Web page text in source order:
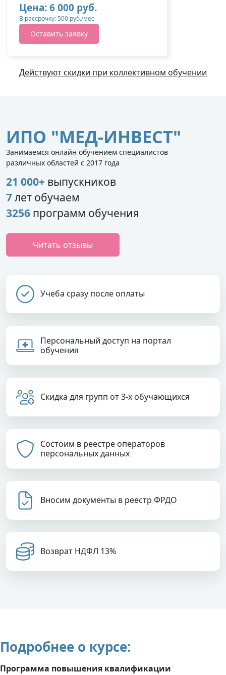
Цена: 6 000 руб.
В рассрочку: 500 руб./мес
Оставить заявку
Действуют скидки при коллективном обучении
ИПО "МЕД-ИНВЕСТ"
Занимаемся онлайн обучением специалистов
различных областей с 2017 года
21 000+ выпускников
7лет обучаем
3256 программ обучения
Читать отзывы
Учеба сразу после оплаты
Персональный доступ на портал
обучения
Скидка для групп от 3-х обучающихся
Состоим в реестре операторов
персональных данных
Вносим документы в реестр ФРДО
Возврат НДФЛ 13%
Подробнее о курсе:
Программа повышения квалификации